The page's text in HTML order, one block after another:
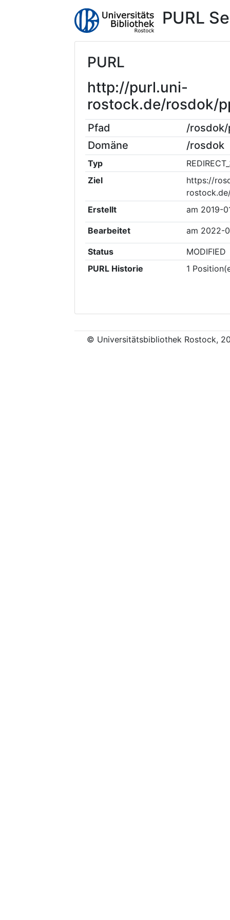
PURL
PURL
http://purl.uni-
rostock.de/rosdok/
Pfad
/
Domäne
/rosdok
Typ
Ziel
https://
Erstellt
am 2019-
Bearbeitet am 2022-
Status
MODIFIED
PURL Historie
1
© Universitätsbibliothek Rostock,